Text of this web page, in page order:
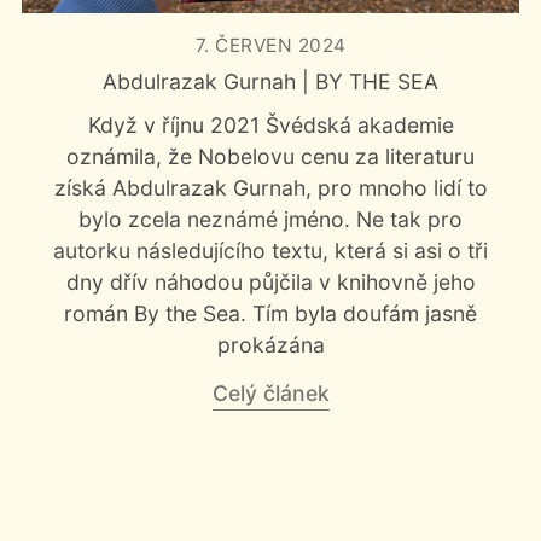
Japonsko (1)
Jihoafrická republika (1)
Mauritánie (1)
Středoafrická republika (1)
Tanzanie (1)
Trinidad a Tobago (1)
Velká Británie (2)
7. ČERVEN 2024
Abdulrazak Gurnah | BY THE SEA
Když v říjnu 2021 Švédská akademie
oznámila, že Nobelovu cenu za literaturu
získá Abdulrazak Gurnah, pro mnoho lidí to
bylo zcela neznámé jméno. Ne tak pro
autorku následujícího textu, která si asi o tři
dny dřív náhodou půjčila v knihovně jeho
román By the Sea. Tím byla doufám jasně
prokázána
Celý článek